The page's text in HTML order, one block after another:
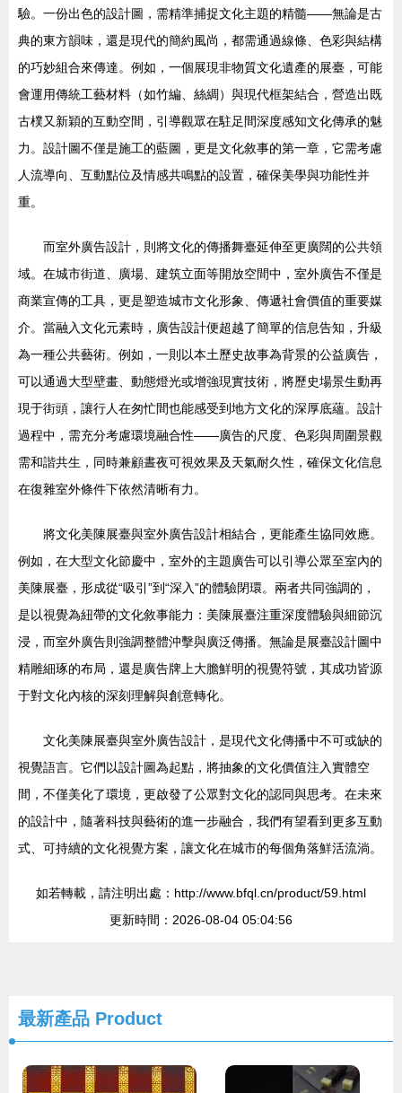
驗。一份出色的設計圖，需精準捕捉文化主題的精髓——無論是古
典的東方韻味，還是現代的簡約風尚，都需通過線條、色彩與結構
的巧妙組合來傳達。例如，一個展現非物質文化遺產的展臺，可能
會運用傳統工藝材料（如竹編、絲綢）與現代框架結合，營造出既
古樸又新穎的互動空間，引導觀眾在駐足間深度感知文化傳承的魅
力。設計圖不僅是施工的藍圖，更是文化敘事的第一章，它需考慮
人流導向、互動點位及情感共鳴點的設置，確保美學與功能性并
重。
而室外廣告設計，則將文化的傳播舞臺延伸至更廣闊的公共領
域。在城市街道、廣場、建筑立面等開放空間中，室外廣告不僅是
商業宣傳的工具，更是塑造城市文化形象、傳遞社會價值的重要媒
介。當融入文化元素時，廣告設計便超越了簡單的信息告知，升級
為一種公共藝術。例如，一則以本土歷史故事為背景的公益廣告，
可以通過大型壁畫、動態燈光或增強現實技術，將歷史場景生動再
現于街頭，讓行人在匆忙間也能感受到地方文化的深厚底蘊。設計
過程中，需充分考慮環境融合性——廣告的尺度、色彩與周圍景觀
需和諧共生，同時兼顧晝夜可視效果及天氣耐久性，確保文化信息
在復雜室外條件下依然清晰有力。
將文化美陳展臺與室外廣告設計相結合，更能產生協同效應。
例如，在大型文化節慶中，室外的主題廣告可以引導公眾至室內的
美陳展臺，形成從“吸引”到“深入”的體驗閉環。兩者共同強調的，
是以視覺為紐帶的文化敘事能力：美陳展臺注重深度體驗與細節沉
浸，而室外廣告則強調整體沖擊與廣泛傳播。無論是展臺設計圖中
精雕細琢的布局，還是廣告牌上大膽鮮明的視覺符號，其成功皆源
于對文化內核的深刻理解與創意轉化。
文化美陳展臺與室外廣告設計，是現代文化傳播中不可或缺的
視覺語言。它們以設計圖為起點，將抽象的文化價值注入實體空
間，不僅美化了環境，更啟發了公眾對文化的認同與思考。在未來
的設計中，隨著科技與藝術的進一步融合，我們有望看到更多互動
式、可持續的文化視覺方案，讓文化在城市的每個角落鮮活流淌。
如若轉載，請注明出處：http://www.bfql.cn/product/59.html
更新時間：2026-08-04 05:04:56
最新產品 Product